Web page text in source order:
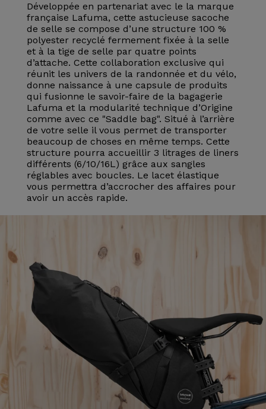
Développée en partenariat avec le la marque
française Lafuma, cette astucieuse sacoche
de selle se compose d’une structure 100 %
polyester recyclé fermement fixée à la selle
et à la tige de selle par quatre points
d’attache. Cette collaboration exclusive qui
réunit les univers de la randonnée et du vélo,
donne naissance à une capsule de produits
qui fusionne le savoir-faire de la bagagerie
Lafuma et la modularité technique d’Origine
comme avec ce "Saddle bag". Situé à l’arrière
de votre selle il vous permet de transporter
beaucoup de choses en même temps. Cette
structure pourra accueillir 3 litrages de liners
différents (6/10/16L) grâce aux sangles
réglables avec boucles. Le lacet élastique
vous permettra d’accrocher des affaires pour
avoir un accès rapide.